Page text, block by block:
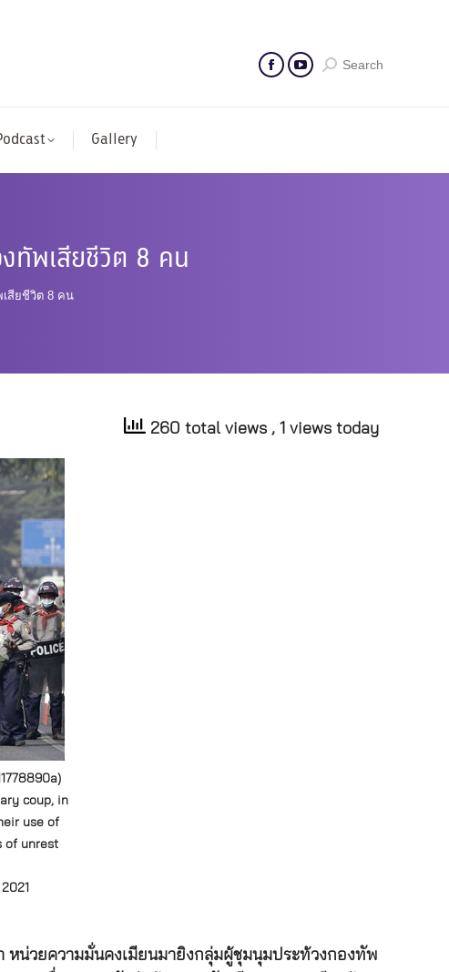
Search
Gallery
ทัพเสียชีวิต 8 คน
สียชีวิต 8 คน
260 total views , 1 views today
coup, in
use of
of unrest
หน่วยความมั่นคงเมียนมายิงกลุ่มผู้ชุมนุมประท้วงกองทัพ